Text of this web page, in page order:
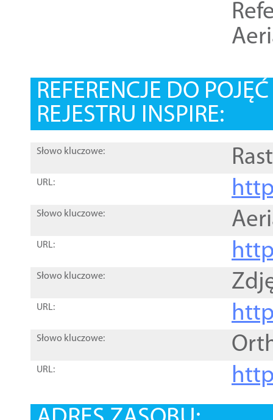
REFERENCJE DO
REJESTRU INSPIRE:
Słowo kluczowe:
URL:
Słowo kluczowe:
URL:
Słowo kluczowe:
URL:
Słowo kluczowe:
URL: